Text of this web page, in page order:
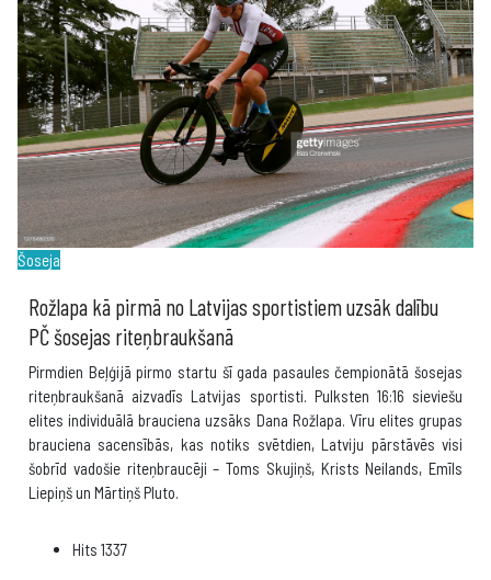
Šoseja
Rožlapa kā pirmā no Latvijas sportistiem uzsāk dalību
PČ šosejas riteņbraukšanā
Pirmdien Beļģijā pirmo startu šī gada pasaules čempionātā šosejas
riteņbraukšanā aizvadīs Latvijas sportisti. Pulksten 16:16 sieviešu
elites individuālā brauciena uzsāks Dana Rožlapa. Vīru elites grupas
brauciena sacensībās, kas notiks svētdien, Latviju pārstāvēs visi
šobrīd vadošie riteņbraucēji – Toms Skujiņš, Krists Neilands, Emīls
Liepiņš un Mārtiņš Pluto.
Hits 1337